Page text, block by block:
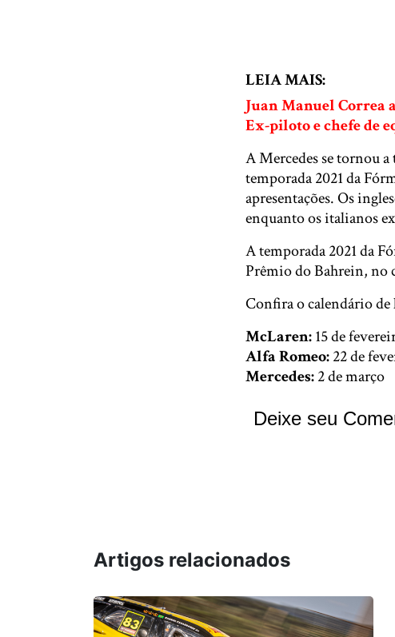
LEIA MAIS:
Juan Manuel Correa
Ex-piloto e chefe de
A Mercedes se tornou a
temporada 2021 da
apresentações. Os
enquanto os italianos
A temporada 2021 da
Prêmio do Bahrein, no
Confira o calendário de
McLaren:15 de
Alfa Romeo:22 de
Mercedes:2 de março
Deixe seu
Artigos relacionados